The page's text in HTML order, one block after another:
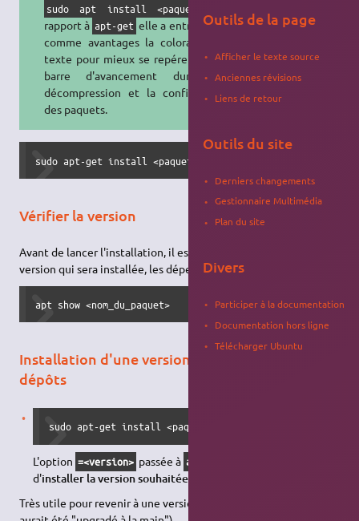
sudo apt install <paquet>
rapport à apt-get elle a entre autres
comme avantages la coloration du
texte pour mieux se repérer, et une
barre d'avancement durant la
décompression et la configuration
des paquets.
sudo apt-get install <paquet> <paquet 2> etc.
Vérifier la version
Avant de lancer l'installation, il est parfois utile de vérifier la
version qui sera installée, les dépendances, …
apt show <nom_du_paquet>
Installation d'une version présente dans les
dépôts
sudo apt-get install <paquet>=<version> -V
L'option =<version> passée à apt-get install
d'installer la version souhaitée du paquet indiqué
Très utile pour revenir à une version officielle d'un paquet (qui
Outils de la page
Afficher le texte source
Anciennes révisions
Liens de retour
Outils du site
Derniers changements
Gestionnaire Multimédia
Plan du site
Divers
Participer à la documentation
Documentation hors ligne
Télécharger Ubuntu